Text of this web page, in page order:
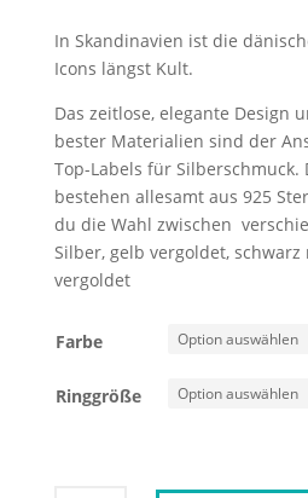
In Skandinavien ist die
Icons längst Kult.
Das zeitlose, elegante Design
bester Materialien sind der
Top-Labels für Silberschmuck.
bestehen allesamt aus 925
du die Wahl zwischen
Silber, gelb vergoldet,
vergoldet
Farbe
Ringgröße